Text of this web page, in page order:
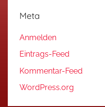
Meta
Anmelden
Eintrags-Feed
Kommentar-Feed
WordPress.org